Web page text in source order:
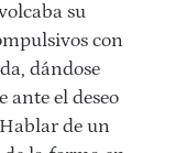
su
con
dándose
ante el deseo
de un